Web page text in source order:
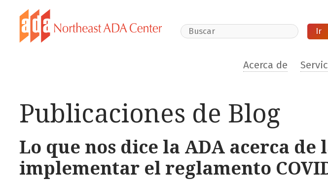
Search Website
Acerca de
Publicaciones de Blog
Lo que nos dice la ADA acerca
implementar el reglamento